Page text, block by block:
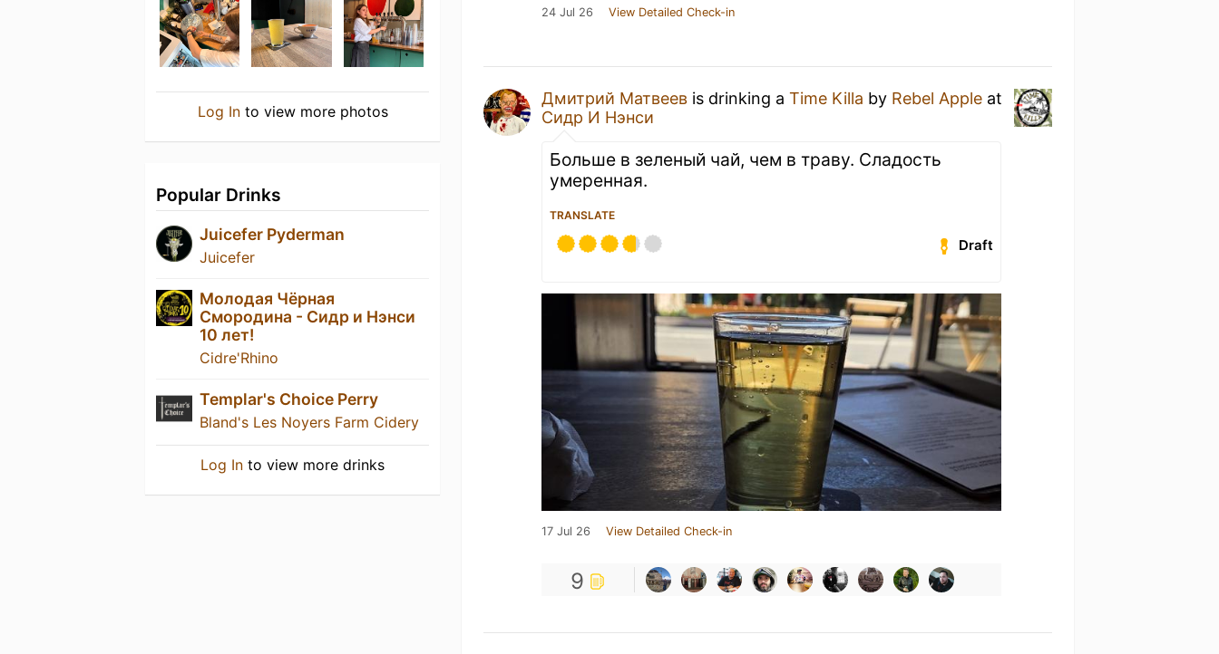
Log Into view more photos
Popular Drinks
Juicefer Pyderman
Juicefer
Молодая Чёрная
Смородина - Сидр и Нэнси
10 лет!
Cidre'Rhino
Templar's Choice Perry
Bland's Les Noyers Farm Cidery
Log In to view more drinks
24 Jul 26 View Detailed Check-in
Дмитрий Матвеев is drinking aTime Killa by Rebel Apple at
Сидр И Нэнси
Больше в зеленый чай, чем в траву. Сладость
умеренная.
TRANSLATE
Draft
17 Jul 26 View Detailed Check-in
9